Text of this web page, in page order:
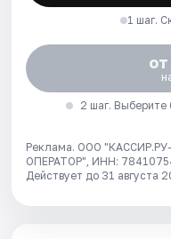
1 шаг.
2 шаг. Выберите
Реклама. ООО
ОПЕРАТОР", ИНН:
Действует до 31 августа